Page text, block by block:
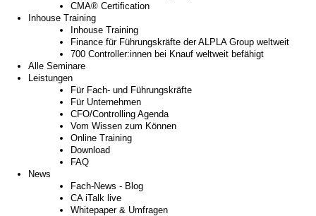
CMA® Certification
Inhouse Training
Inhouse Training
Finance für Führungskräfte der ALPLA Group weltweit
700 Controller:innen bei Knauf weltweit befähigt
Alle Seminare
Leistungen
Für Fach- und Führungskräfte
Für Unternehmen
CFO/Controlling Agenda
Vom Wissen zum Können
Online Training
Download
FAQ
News
Fach-News - Blog
CA iTalk live
Whitepaper & Umfragen